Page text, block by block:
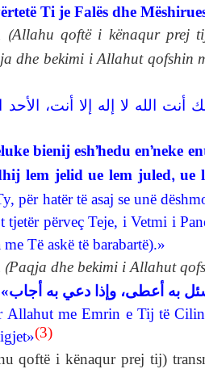
Ti je Falës dhe
(Allahu qoftë i kënaqur prej
dhe bekimi i Allahut qofshin
أنت الله لا إله إلا أنت،
bienij esh’hedu en’neke
lem jelid ue lem juled,
për hatër të asaj se unë
tjetër përveç Teje, i Vetmi i
Të askë të barabartë).»
(Paqja dhe bekimi i Allahut
به أعطى، وإذا دعي به أجاب»
Allahut me Emrin e Tij të
(3)
qoftë i kënaqur prej tij)